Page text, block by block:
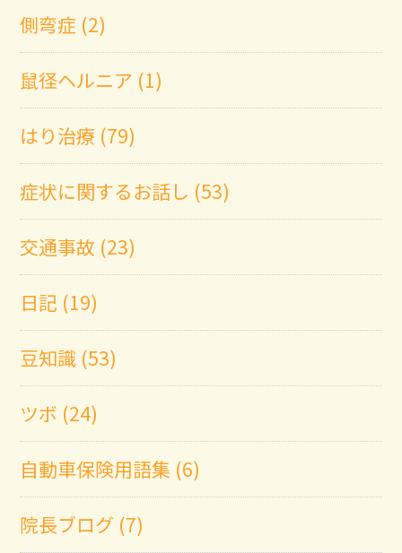
側弯症 (2)
鼠径ヘルニア (1)
はり治療 (79)
症状に関するお話し (53)
交通事故 (23)
日記 (19)
豆知識 (53)
ツボ (24)
自動車保険用語集 (6)
院長ブログ (7)